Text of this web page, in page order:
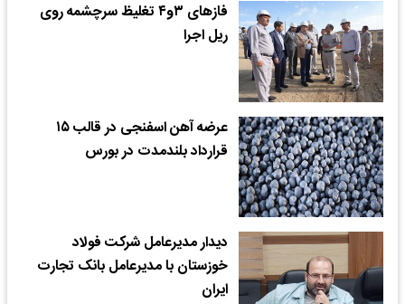
فازهای ۳و۴ تغلیظ سرچشمه روی
ریل اجرا
عرضه آهن اسفنجی در قالب ۱۵
قرارداد بلندمدت در بورس
دیدار مدیرعامل شرکت فولاد
خوزستان با مدیرعامل بانک تجارت
ایران